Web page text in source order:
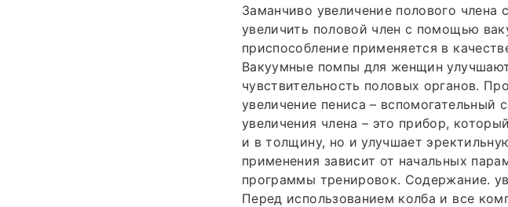
Заманчиво увеличение полового
увеличить половой член с помощью
приспособление применяется в
Вакуумные помпы для женщин
чувствительность половых органов.
увеличение пениса –
увеличения члена – это прибор,
и в толщину, но и улучшает
применения зависит от начальных
программы тренировок. Содержание.
Перед использованием колба и все